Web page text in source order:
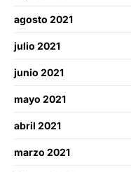
agosto 2021
julio 2021
junio 2021
mayo 2021
abril 2021
marzo 2021